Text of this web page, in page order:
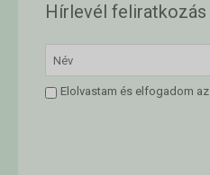
Hírlevél feliratkozás
Elolvastam és elfogadom az